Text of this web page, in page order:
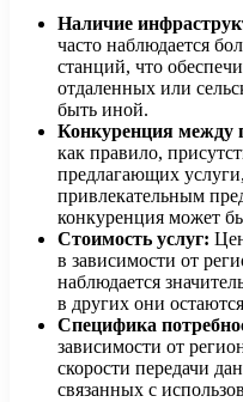
Наличие
часто наблюдается
станций, что
отдаленных или
быть иной.
Конкуренция между
как правило,
предлагающих
привлекательным
конкуренция может
Стоимость услуг:
в зависимости от
наблюдается
в других они
Специфика
зависимости от
скорости передачи
связанных с